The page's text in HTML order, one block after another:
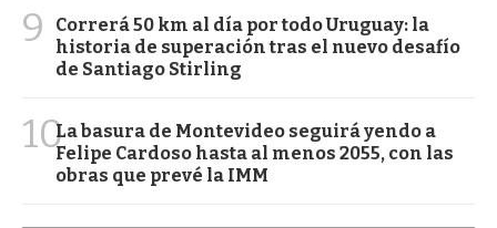
9
Correrá 50 km al día por todo Uruguay: la
historia de superación tras el nuevo desafío
de Santiago Stirling
10La basura de Montevideo seguirá yendo a
Felipe Cardoso hasta al menos 2055, con las
obras que prevé la IMM